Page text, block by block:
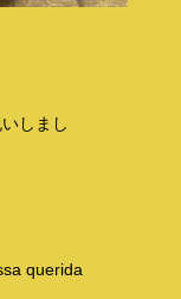
しまし
querida